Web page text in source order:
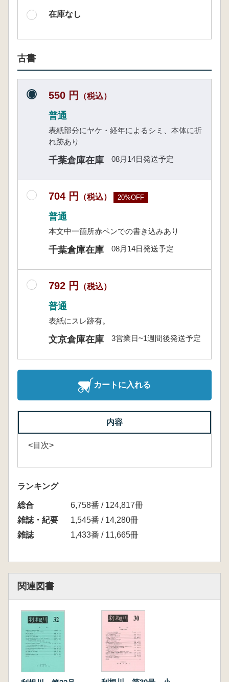
在庫なし
古書
550 円 （税込）
普通
表紙部分にヤケ・経年によるシミ、本体に折
れ跡あり
千葉倉庫在庫 08月14日発送予定
704 円 （税込） 20%OFF
普通
本文中一箇所赤ペンでの書き込みあり
千葉倉庫在庫 08月14日発送予定
792 円 （税込）
普通
表紙にスレ跡有。
文京倉庫在庫 3営業日~1週間後発送予定
カートに入れる
内容
<目次>
ランキング
総合
6,758番 / 124,817冊
雑誌・紀要
1,545番 / 14,280冊
雑誌
1,433番 / 11,665冊
関連図書